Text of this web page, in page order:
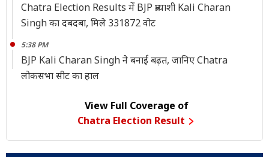
Chatra Election Results में BJP प्रत्याशी Kali Charan
Singh का दबदबा, मिले 331872 वोट
5:38 PM
BJP Kali Charan Singh ने बनाई बढ़त, जानिए Chatra
लोकसभा सीट का हाल
View Full Coverage of
Chatra Election Result